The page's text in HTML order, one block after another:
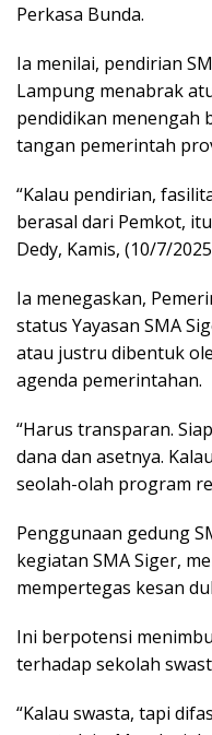
Perkasa Bunda.
Ia menilai, pendirian
Lampung menabrak
pendidikan menengah
tangan pemerintah
“Kalau pendirian,
berasal dari Pemkot,
Dedy, Kamis, (10/7/
Ia menegaskan,
status Yayasan SMA
atau justru dibentuk
agenda pemerintahan.
“Harus transparan.
dana dan asetnya.
seolah-olah program
Penggunaan gedung
kegiatan SMA Siger,
mempertegas kesan
Ini berpotensi
terhadap sekolah
“Kalau swasta, tapi